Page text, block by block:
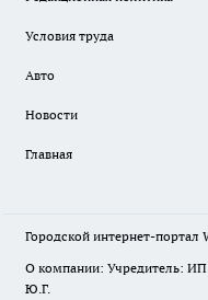
Условия труда
Авто
Новости
Главная
Городской интернет-портал
О компании: Учредитель: ИП
Ю.Г.